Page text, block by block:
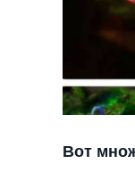
Вот